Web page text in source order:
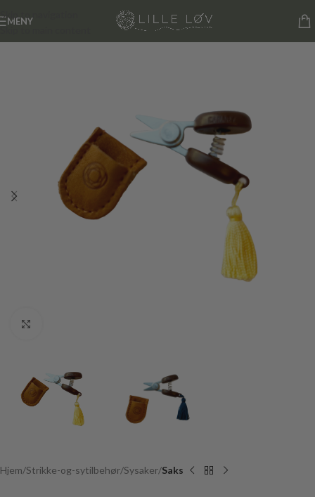
Skip to navigation
Skip to main content
MENY
Hjem Strikke-og-sytilbehør Sysaker Saks